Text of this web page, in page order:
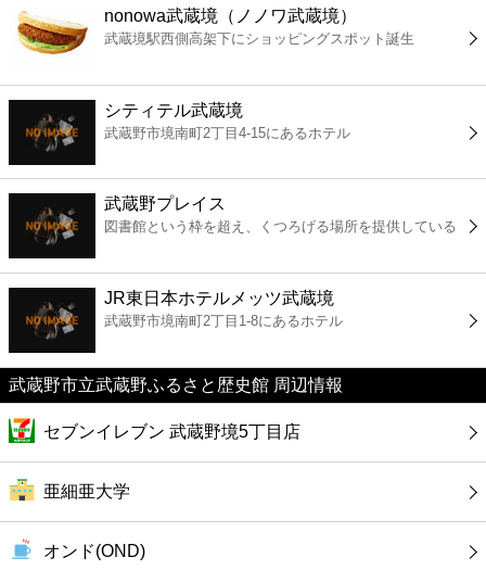
エンタメ
レジャー
書店
ファミレス
ファーストフード
カフェ
ショッピング
銀行
公共
nonowa武蔵境（ノノワ武蔵境）
武蔵境駅西側高架下にショッピングスポット誕生
シティテル武蔵境
武蔵野市境南町2丁目4-15にあるホテル
武蔵野プレイス
図書館という枠を超え、くつろげる場所を提供している
JR東日本ホテルメッツ武蔵境
武蔵野市境南町2丁目1-8にあるホテル
武蔵野市立武蔵野ふるさと歴史館 周辺情報
セブンイレブン 武蔵野境5丁目店
亜細亜大学
オンド(OND)